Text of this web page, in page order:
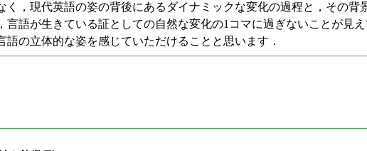
，現代英語の姿の背後にあるダイナミックな変化の過程と，その背
語が生きている証としての自然な変化の1コマに過ぎないことが見え
の立体的な姿を感じていただけることと思います．